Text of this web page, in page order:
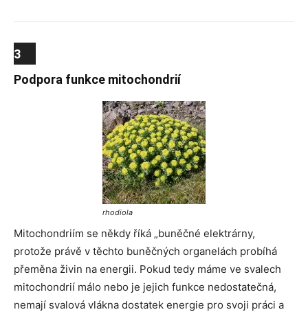
rhodiola
3
Podpora funkce mitochondrií
Mitochondriím se někdy říká „buněčné elektrárny,
protože právě v těchto buněčných organelách probíhá
přeměna živin na energii. Pokud tedy máme ve svalech
mitochondrií málo nebo je jejich funkce nedostatečná,
nemají svalová vlákna dostatek energie pro svoji práci a